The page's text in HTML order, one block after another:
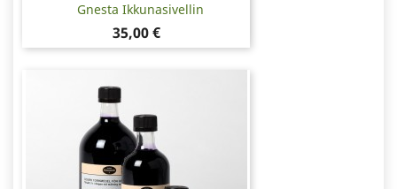
Gnesta Ikkunasivellin
Hinta
35,00 €